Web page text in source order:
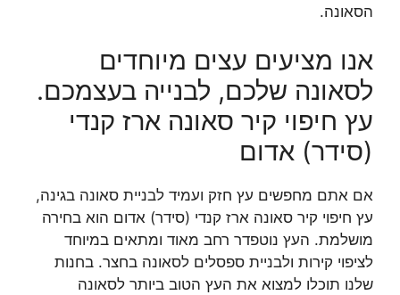
הסאונה.
אנו מציעים עצים מיוחדים
לסאונה שלכם, לבנייה בעצמכם.
עץ חיפוי קיר סאונה ארז קנדי
(סידר) אדום
אם אתם מחפשים עץ חזק ועמיד לבניית סאונה בגינה,
עץ חיפוי קיר סאונה ארז קנדי (סידר) אדום הוא בחירה
מושלמת. העץ נוטפדר רחב מאוד ומתאים במיוחד
לציפוי קירות ולבניית ספסלים לסאונה בחצר. בחנות
שלנו תוכלו למצוא את העץ הטוב ביותר לסאונה